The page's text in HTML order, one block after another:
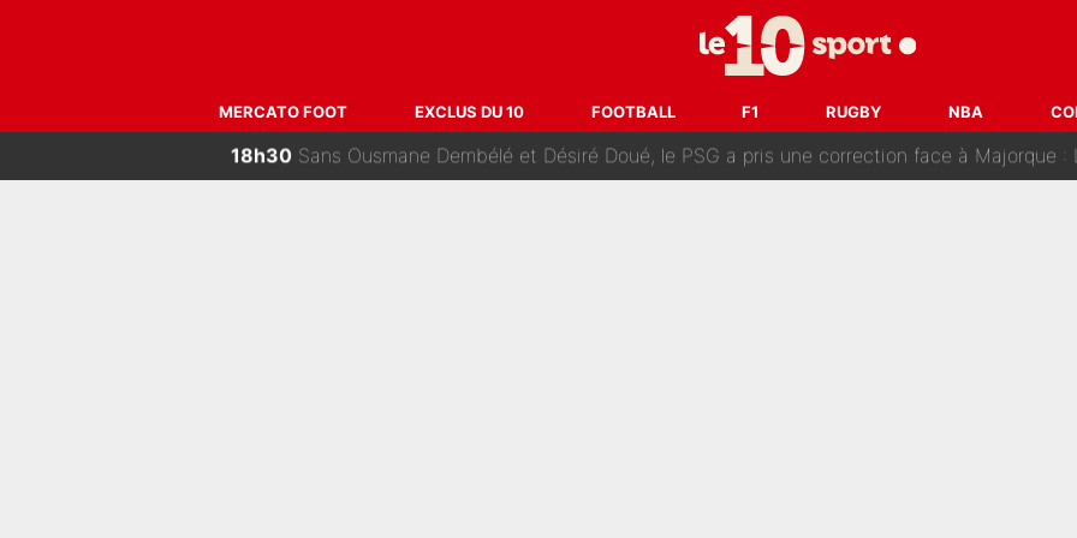
MERCATO FOOT EXCLUS DU 10 FOOTBALL F1 RUGBY NBA
Franck Ribéry a osé s'attaquer à Zinedine Zidane en équipe de France : «Je n'aurais
Medina, Rulli, Paixao... ça part dans tous les sens sur le mercato de l'OM : Frank McCourt va
18h30Sans Ousmane Dembélé et Désiré Doué, le PSG a pris une correction face à Majorque : Luis
18h15F1 : « Je lui ai fait un câlin, puis j’ai dû partir...», le témoignage émouvant de Max